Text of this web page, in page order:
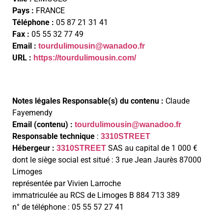
Pays : FRANCE
Téléphone : 05 87 21 31 41
Fax : 05 55 32 77 49
Email : tourdulimousin@wanadoo.fr
URL : https://tourdulimousin.com/
Notes légales Responsable(s) du contenu : Claude
Fayemendy
Email (contenu) : tourdulimousin@wanadoo.fr
Responsable technique : 3310STREET
Hébergeur : 3310STREET SAS au capital de 1 000 €
dont le siège social est situé : 3 rue Jean Jaurès 87000
Limoges
représentée par Vivien Larroche
immatriculée au RCS de Limoges B 884 713 389
n° de téléphone : 05 55 57 27 41